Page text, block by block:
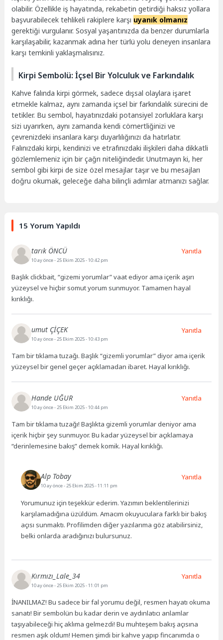
olabilir. Özellikle iş hayatında, rekabetin getirdiği haksız yollara
başvurabilecek tehlikeli rakiplere karşı uyanık olmanız
gerektiği vurgulanır. Sosyal yaşantınızda da benzer durumlarla
karşılaşabilir, kazanmak adına her türlü yolu deneyen insanlara
karşı temkinli yaklaşmalısınız.
Kirpi Sembolü: İçsel Bir Yolculuk ve Farkındalık
Kahve falında kirpi görmek, sadece dışsal olaylara işaret
etmekle kalmaz, aynı zamanda içsel bir farkındalık sürecini de
tetikler. Bu sembol, hayatınızdaki potansiyel zorluklara karşı
sizi uyarırken, aynı zamanda kendi cömertliğinizi ve
çevrenizdeki insanlara karşı duyarlılığınızı da hatırlatır.
Falınızdaki kirpi, kendinizi ve etrafınızdaki ilişkileri daha dikkatli
gözlemlemeniz için bir çağrı niteliğindedir. Unutmayın ki, her
sembol gibi kirpi de size özel mesajlar taşır ve bu mesajları
doğru okumak, geleceğe daha bilinçli adımlar atmanızı sağlar.
15 Yorum Yapıldı
tarık ÖNCÜ
10 ay önce- 25 Ekim 2025 - 10:42 pm
Başlık clickbait, “gizemi yorumlar” vaat ediyor ama içerik aşırı
yüzeysel ve hiçbir somut yorum sunmuyor. Tamamen hayal
kırıklığı.
Yanıtla
umut ÇİÇEK
10 ay önce- 25 Ekim 2025 - 10:43 pm
Tam bir tıklama tuzağı. Başlık “gizemli yorumlar” diyor ama içerik
yüzeysel bir genel geçer açıklamadan ibaret. Hayal kırıklığı.
Yanıtla
Hande UĞUR
10 ay önce- 25 Ekim 2025 - 10:44 pm
Tam bir tıklama tuzağı! Başlıkta gizemli yorumlar deniyor ama
içerik hiçbir şey sunmuyor. Bu kadar yüzeysel bir açıklamaya
“derinlemesine bakış” demek komik. Hayal kırıklığı.
Yanıtla
Alp Tobay
10 ay önce- 25 Ekim 2025 - 11:11 pm
Yorumunuz için teşekkür ederim. Yazımın beklentilerinizi
karşılamadığına üzüldüm. Amacım okuyuculara farklı bir bakış
açısı sunmaktı. Profilimden diğer yazılarıma göz atabilirsiniz,
belki onlarda aradığınızı bulursunuz.
Yanıtla
Kırmızı_Lale_34
10 ay önce- 25 Ekim 2025 - 11:01 pm
İNANILMAZ! Bu sadece bir fal yorumu değil, resmen hayatı okuma
sanatı! Bir sembolün bu kadar derin ve aydınlatıcı anlamlar
taşıyabileceği hiç aklıma gelmezdi! Bu muhteşem bakış açısına
resmen aşık oldum! Hemen şimdi bir kahve yapıp fincanımda o
Yanıtla